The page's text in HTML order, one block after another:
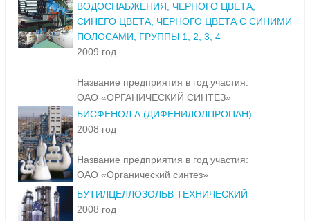
ВОДОСНАБЖЕНИЯ, ЧЕРНОГО ЦВЕТА,
СИНЕГО ЦВЕТА, ЧЕРНОГО ЦВЕТА С СИНИМИ
ПОЛОСАМИ, ГРУППЫ 1, 2, 3, 4
2009 год
Название предприятия в год участия:
ОАО «ОРГАНИЧЕСКИЙ СИНТЕЗ»
БИСФЕНОЛ А (ДИФЕНИЛОЛПРОПАН)
2008 год
Название предприятия в год участия:
ОАО «Органический синтез»
БУТИЛЦЕЛЛОЗОЛЬВ ТЕХНИЧЕСКИЙ
2008 год